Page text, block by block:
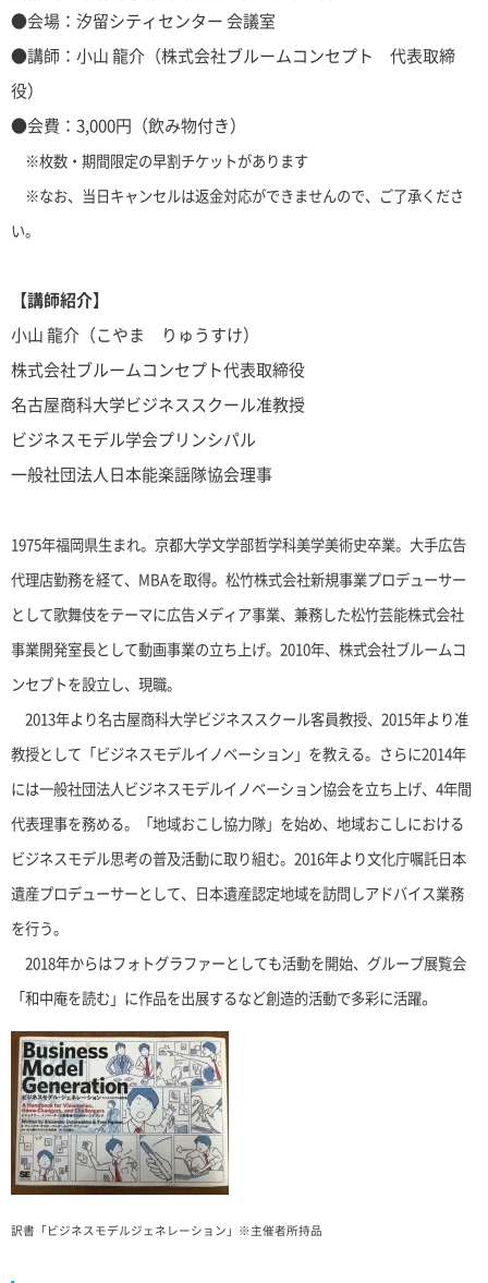
●会場：汐留シティセンター 会議室
●講師：小山 龍介（株式会社ブルームコンセプト 代表取締
役）
●会費：3,000円（飲み物付き）
※枚数・期間限定の早割チケットがあります
※なお、当日キャンセルは返金対応ができませんので、ご了承くださ
い。
【講師紹介】
小山 龍介（こやま りゅうすけ）
株式会社ブルームコンセプト代表取締役
名古屋商科大学ビジネススクール准教授
ビジネスモデル学会プリンシパル
一般社団法人日本能楽謡隊協会理事
1975年福岡県生まれ。京都大学文学部哲学科美学美術史卒業。大手広告
代理店勤務を経て、MBAを取得。松竹株式会社新規事業プロデューサー
として歌舞伎をテーマに広告メディア事業、兼務した松竹芸能株式会社
事業開発室長として動画事業の立ち上げ。2010年、株式会社ブルームコ
ンセプトを設立し、現職。
2013年より名古屋商科大学ビジネススクール客員教授、2015年より准
教授として「ビジネスモデルイノベーション」を教える。さらに2014年
には一般社団法人ビジネスモデルイノベーション協会を立ち上げ、4年間
代表理事を務める。「地域おこし協力隊」を始め、地域おこしにおける
ビジネスモデル思考の普及活動に取り組む。2016年より文化庁嘱託日本
遺産プロデューサーとして、日本遺産認定地域を訪問しアドバイス業務
を行う。
2018年からはフォトグラファーとしても活動を開始、グループ展覧会
「和中庵を読む」に作品を出展するなど創造的活動で多彩に活躍。
訳書「ビジネスモデルジェネレーション」※主催者所持品